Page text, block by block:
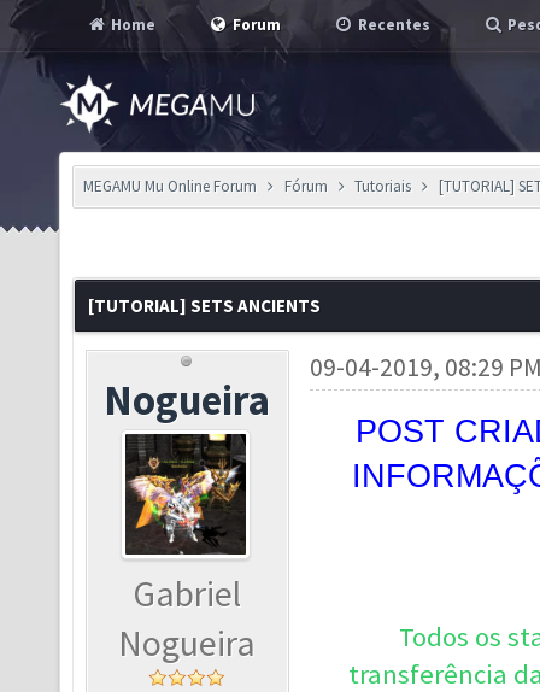
Home Forum Recentes
MEGAMU Mu Online Forum Fórum Tutoriais [TUTORIAL]
[TUTORIAL] SETS ANCIENTS
Nogueira
Gabriel
Nogueira
09-04-2019, 08:29
POST
Todos os
transferência